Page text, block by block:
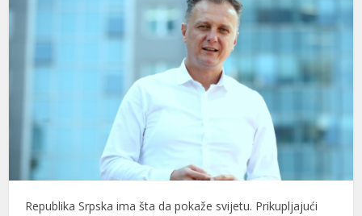
Republika Srpska ima šta da pokaže svijetu. Prikupljajući